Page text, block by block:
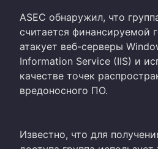
ASEC обнаружил, что
считается финансируемой
атакует веб-серверы
Information Service (IIS) и
качестве точек
вредоносного ПО.
Известно, что для